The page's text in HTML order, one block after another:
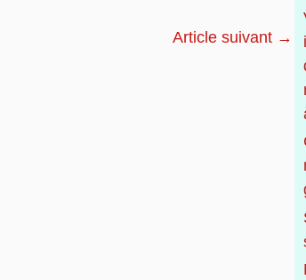
Article suivant →